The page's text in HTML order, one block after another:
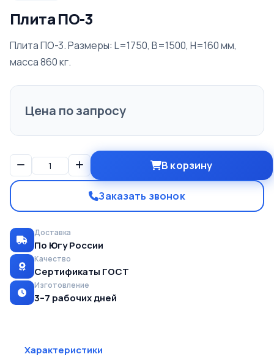
Плита ПО-3
Плита ПО-3. Размеры: L=1750, B=1500, H=160 мм,
масса 860 кг.
Цена по запросу
В корзину
Заказать звонок
Доставка
По Югу России
Качество
Сертификаты ГОСТ
Изготовление
3–7 рабочих дней
Характеристики